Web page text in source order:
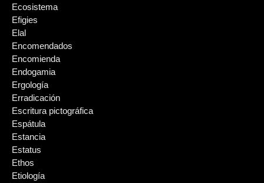
Ecosistema
Efigies
Elal
Encomendados
Encomienda
Endogamia
Ergología
Erradicación
Escritura pictográfica
Espátula
Estancia
Estatus
Ethos
Etiología